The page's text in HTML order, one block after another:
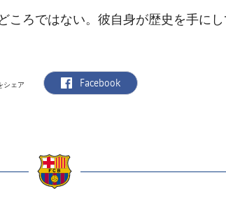
ころではない。彼自身が歴史を手に
シェア label.aria.facebook
Facebook